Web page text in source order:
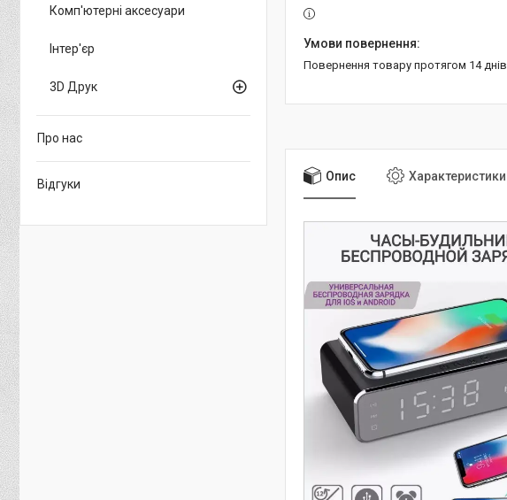
повернення товару протягом 14 днів
Опис Характеристики
Комп'ютерні аксесуари
Інтер'єр
3D Друк
Про нас
Відгуки